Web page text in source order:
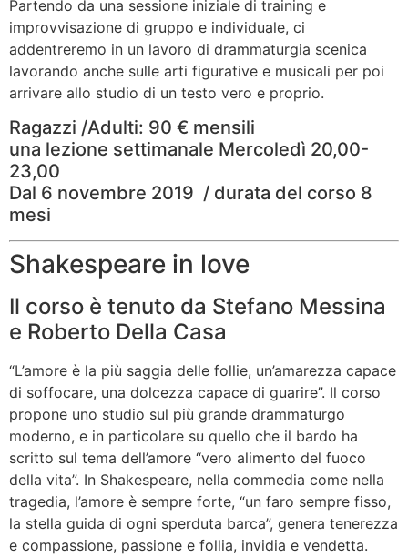
Partendo da una sessione iniziale di training e
improvvisazione di gruppo e individuale, ci
addentreremo in un lavoro di drammaturgia scenica
lavorando anche sulle arti figurative e musicali per poi
arrivare allo studio di un testo vero e proprio.
Ragazzi /Adulti: 90 € mensili
una lezione settimanale Mercoledì 20,00-
23,00
Dal 6 novembre 2019 / durata del corso 8
mesi
Shakespeare in love
Il corso è tenuto da Stefano Messina
e Roberto Della Casa
“L’amore è la più saggia delle follie, un’amarezza capace
di soffocare, una dolcezza capace di guarire”. Il corso
propone uno studio sul più grande drammaturgo
moderno, e in particolare su quello che il bardo ha
scritto sul tema dell’amore “vero alimento del fuoco
della vita”. In Shakespeare, nella commedia come nella
tragedia, l’amore è sempre forte, “un faro sempre fisso,
la stella guida di ogni sperduta barca”, genera tenerezza
e compassione, passione e follia, invidia e vendetta.